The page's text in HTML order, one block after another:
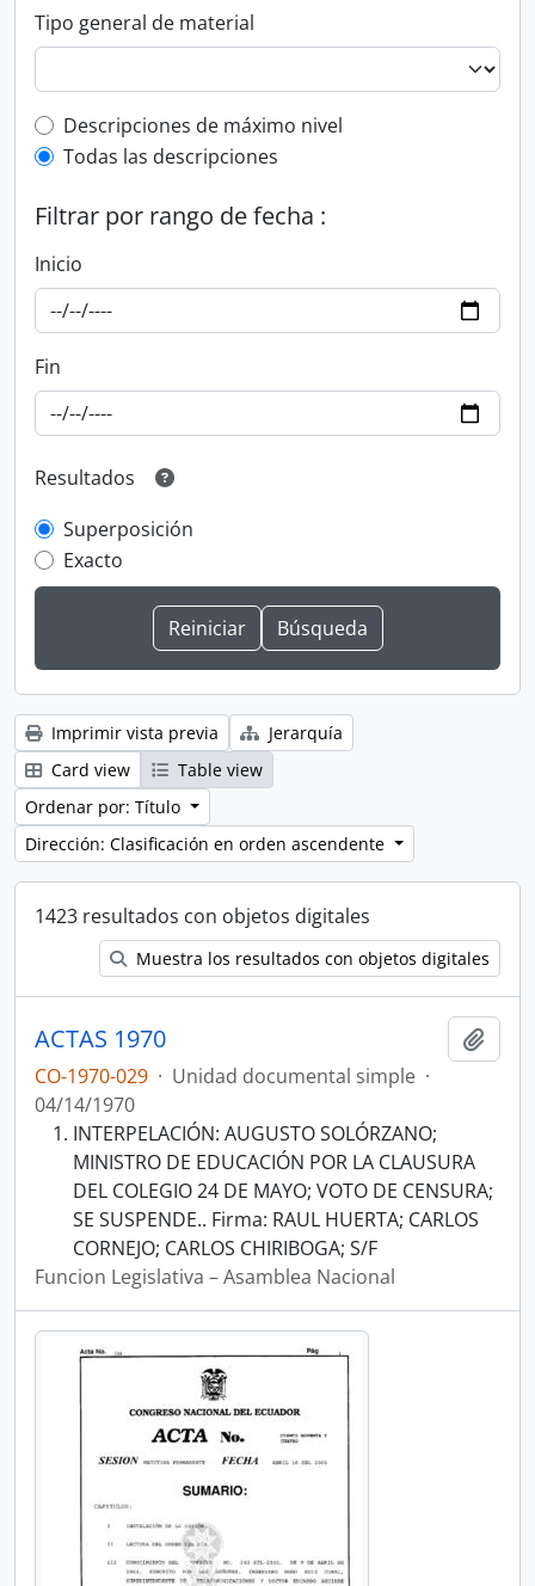
Tipo general de material
Top-level description filter
Descripciones de máximo nivel
Todas las descripciones
Filtrar por rango de fecha :
Inicio
Fin
Resultados
Superposición
Exacto
Imprimir vista previa
Jerarquía
Card view
Table view
Ordenar por: Título
Dirección: Clasificación en orden ascendente
1423 resultados con objetos digitales
Muestra los resultados con objetos digitales
ACTAS 1970
CO-1970-029 · Unidad documental simple ·
04/14/1970
INTERPELACIÓN: AUGUSTO SOLÓRZANO;
MINISTRO DE EDUCACIÓN POR LA CLAUSURA
DEL COLEGIO 24 DE MAYO; VOTO DE CENSURA;
SE SUSPENDE.. Firma: RAUL HUERTA; CARLOS
CORNEJO; CARLOS CHIRIBOGA; S/F
Funcion Legislativa – Asamblea Nacional